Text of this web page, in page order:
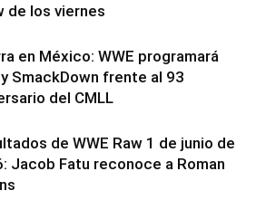
de los viernes
en México: WWE programará
SmackDown frente al 93
del CMLL
de WWE Raw 1 de junio de
Jacob Fatu reconoce a Roman